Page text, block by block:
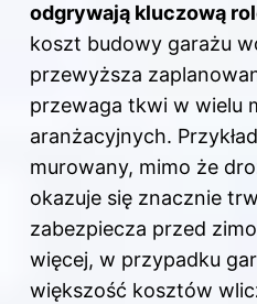
odgrywają kluczową
koszt budowy garażu
przewyższa
przewaga tkwi w wielu
aranżacyjnych.
murowany, mimo że
okazuje się znacznie
zabezpiecza przed
więcej, w przypadku
większość kosztów